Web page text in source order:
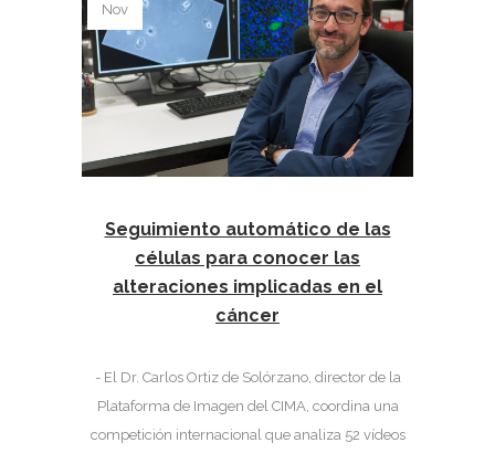
Nov
Seguimiento automático de las
células para conocer las
alteraciones implicadas en el
cáncer
- El Dr. Carlos Ortiz de Solórzano, director de la
Plataforma de Imagen del CIMA, coordina una
competición internacional que analiza 52 vídeos